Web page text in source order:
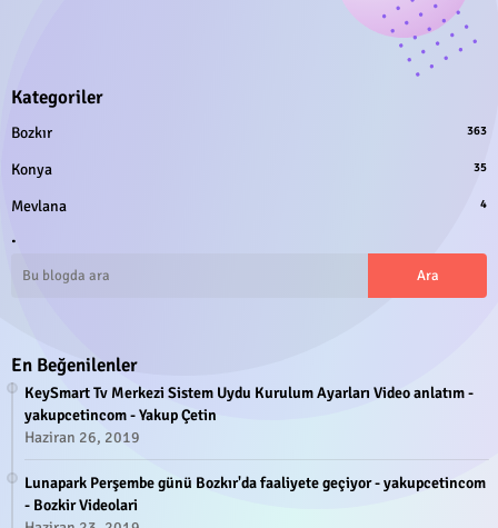
Kategoriler
Bozkır 363
Konya 35
Mevlana 4
.
En Beğenilenler
KeySmart Tv Merkezi Sistem Uydu Kurulum Ayarları Video anlatım -
yakupcetincom - Yakup Çetin
Haziran 26, 2019
Lunapark Perşembe günü Bozkır'da faaliyete geçiyor - yakupcetincom
- Bozkir Videolari